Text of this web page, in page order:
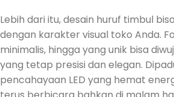
Lebih dari itu, desain huruf timbul
dengan karakter visual toko Anda.
minimalis, hingga yang unik bisa
yang tetap presisi dan elegan.
pencahayaan LED yang hemat